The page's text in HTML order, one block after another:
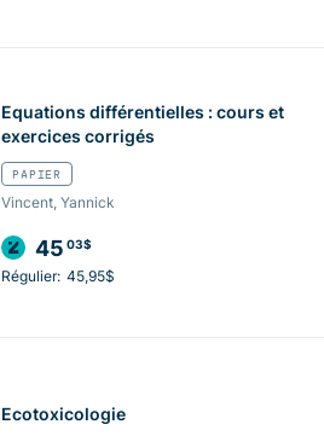
Equations différentielles : cours et
exercices corrigés
PAPIER
Vincent, Yannick
45 03$
Régulier: 45,95$
Ecotoxicologie